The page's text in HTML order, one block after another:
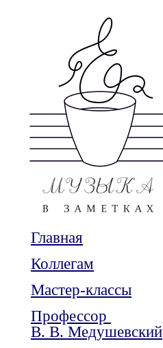
Главная
Коллегам
Мастер-классы
Профессор
В. В. Медушевский